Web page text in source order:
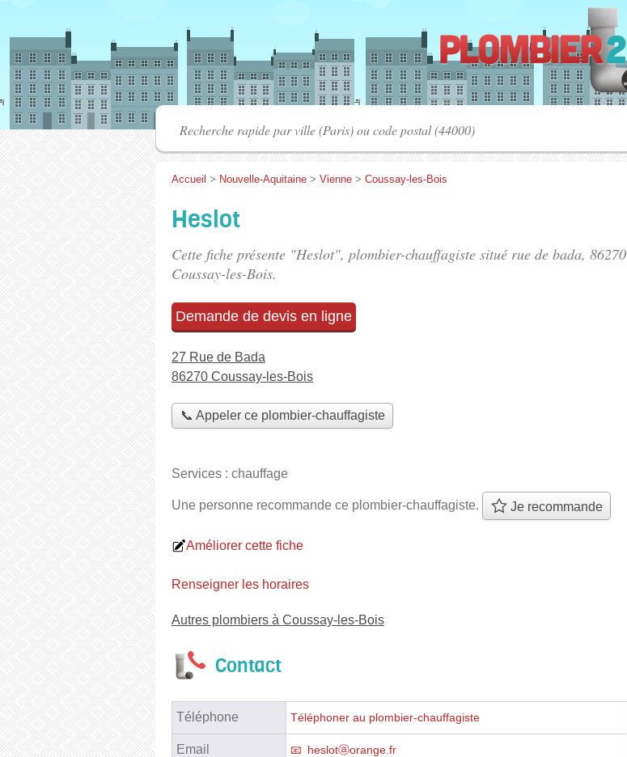
Accueil > Nouvelle-Aquitaine > Vienne > Coussay-les-Bois
Heslot
Cette fiche présente "Heslot", plombier-chauffagiste situé rue de bada, 86270
Coussay-les-Bois.
Demande de devis en ligne
27 Rue de Bada
86270 Coussay-les-Bois
📞 Appeler ce plombier-chauffagiste
Services : chauffage
Une personne recommande ce plombier-chauffagiste. Je recommande
Améliorer cette fiche
Renseigner les horaires
Autres plombiers à Coussay-les-Bois
Contact
Téléphone Téléphoner au plombier-chauffagiste
Email heslotⓐorange.fr